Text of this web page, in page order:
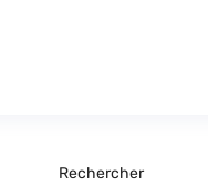
Rechercher